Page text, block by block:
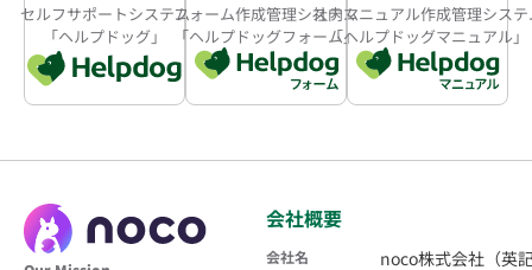
セルフサポートシステム
「ヘルプドッグ」
フォーム作成管理システム
「ヘルプドッグフォーム」
社内マニュアル作成管理システ
「ヘルプドッグマニュアル」
会社概要
会社名
noco株式会社（英